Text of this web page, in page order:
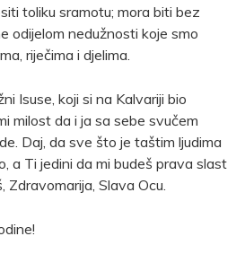
toliku sramotu; mora biti bez
odijelom nedužnosti koje smo
riječima i djelima.
Isuse, koji si na Kalvariji bio
milost da i ja sa sebe svučem
Daj, da sve što je taštim ljudima
a Ti jedini da mi budeš prava slast
Zdravomarija, Slava Ocu.